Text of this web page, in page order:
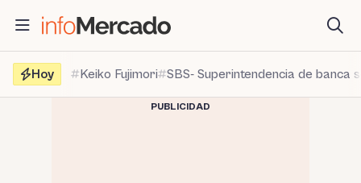
contenido
Hoy
Keiko Fujimori SBS- Superintendencia de banca
PUBLICIDAD